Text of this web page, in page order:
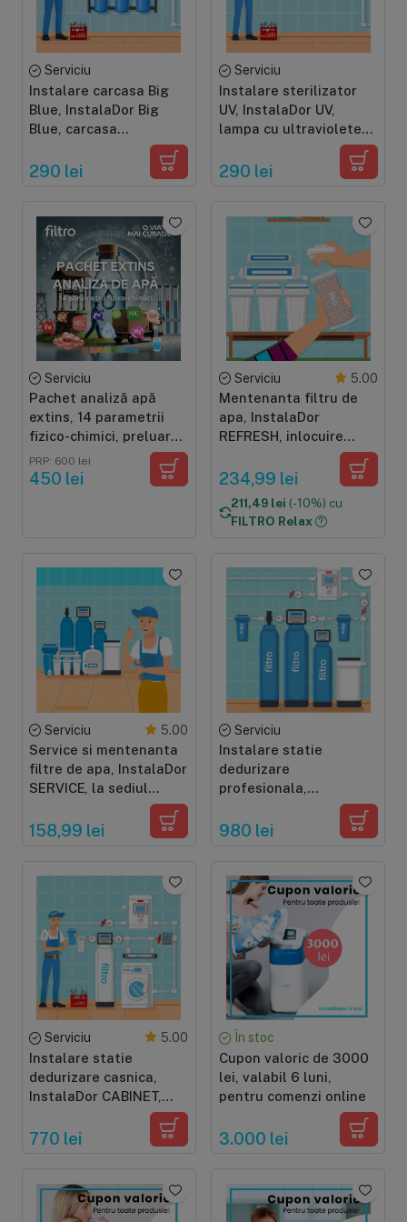
Serviciu
Instalare carcasa Big
Blue, InstalaDor Big
Blue, carcasa
individuala sau set 2-3
carcase
290 lei
Serviciu
Instalare sterilizator
UV, InstalaDor UV,
lampa cu ultraviolete
290 lei
Serviciu
Pachet analiză apă
extins, 14 parametrii
fizico-chimici, preluare
probă prin curier
PRP: 600 lei
450 lei
Serviciu 5.00
Mentenanta filtru de
apa, InstalaDor
REFRESH, inlocuire
domiciliul clientului,
osmoza inversa casnica
234,99 lei
211,49 lei (-10%) cu
FILTRO Relax
Serviciu 5.00
Service si mentenanta
filtre de apa, InstalaDor
SERVICE, la sediul
nostru, sisteme clasice,
osmoza inversa, valva
automata
158,99 lei
Serviciu
Instalare statie
dedurizare
profesionala,
dedurizator simplex,
980 lei
Serviciu 5.00
Instalare statie
dedurizare casnica,
InstalaDor CABINET,
dedurizator cabinet, 10-
37 litri, cu prefiltru
770 lei
În stoc
Cupon valoric de 3000
lei, valabil 6 luni,
pentru comenzi online
3.000 lei